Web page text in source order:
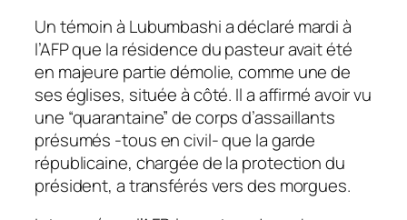
Un témoin à Lubumbashi a déclaré mardi à
l’AFP que la résidence du pasteur avait été
en majeure partie démolie, comme une de
ses églises, située à côté. Il a affirmé avoir vu
une “quarantaine” de corps d’assaillants
présumés -tous en civil- que la garde
républicaine, chargée de la protection du
président, a transférés vers des morgues.